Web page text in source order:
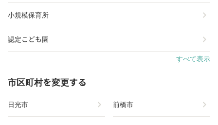
小規模保育所 chevron_right
認定こども園 chevron_right
すべて表示
市区町村を変更する
日光市 chevron_right 前橋市 chevron_right